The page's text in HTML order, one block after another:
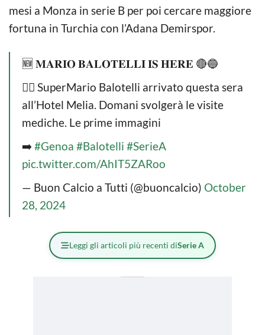
mesi a Monza in serie B per poi cercare maggiore
fortuna in Turchia con l’Adana Demirspor.
🆕 𝐌𝐀𝐑𝐈𝐎 𝐁𝐀𝐋𝐎𝐓𝐄𝐋𝐋𝐈 𝐈𝐒 𝐇𝐄𝐑𝐄 🔴🔵
👉🏻 SuperMario Balotelli arrivato questa sera
all’Hotel Melia. Domani svolgerà le visite
mediche. Le prime immagini
➡️#Genoa #Balotelli #SerieA
pic.twitter.com/AhIT5ZARoo
— Buon Calcio a Tutti (@buoncalcio) October
28, 2024
Leggi gli articoli più recenti diSerie A